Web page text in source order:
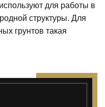
для работы в
структуры. Для
грунтов такая